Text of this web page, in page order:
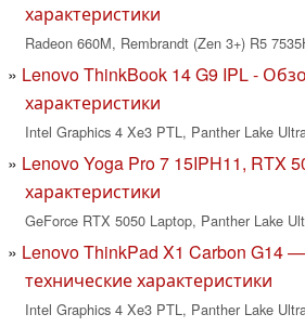
характеристики
Radeon 660M, Rembrandt (Zen 3+) R5
Lenovo ThinkBook 14 G9 IPL -
характеристики
Intel Graphics 4 Xe3 PTL, Panther Lake
Lenovo Yoga Pro 7 15IPH11, RTX
характеристики
GeForce RTX 5050 Laptop, Panther Lake
Lenovo ThinkPad X1 Carbon G14
технические характеристики
Intel Graphics 4 Xe3 PTL, Panther Lake